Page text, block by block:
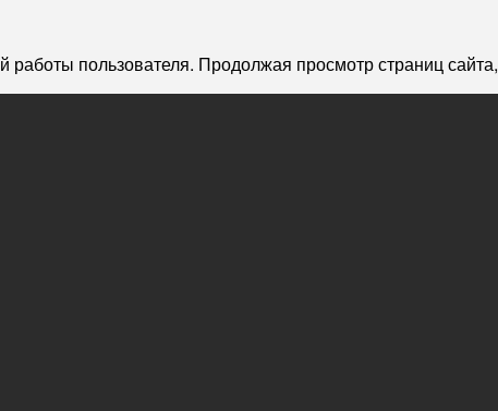
пользователя. Продолжая просмотр страниц